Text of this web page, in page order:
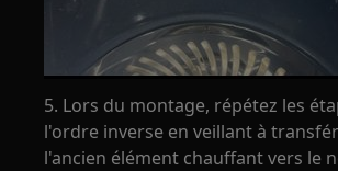
5. Lors du montage, répétez les
l'ordre inverse en veillant à
l'ancien élément chauffant vers le